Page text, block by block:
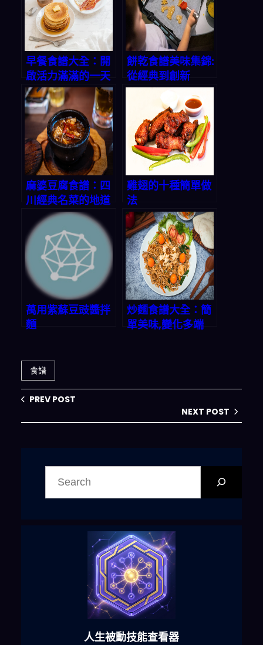
早餐食譜大全：開
啟活力滿滿的一天
餅乾食譜美味集錦:
從經典到創新
麻婆豆腐食譜：四
川經典名菜的地道
做法
雞翅的十種簡單做
法
萬用紫蘇豆豉醬拌
麵
炒麵食譜大全：簡
單美味,變化多端
食譜
PREV POST
NEXT POST
人生被動技能查看器